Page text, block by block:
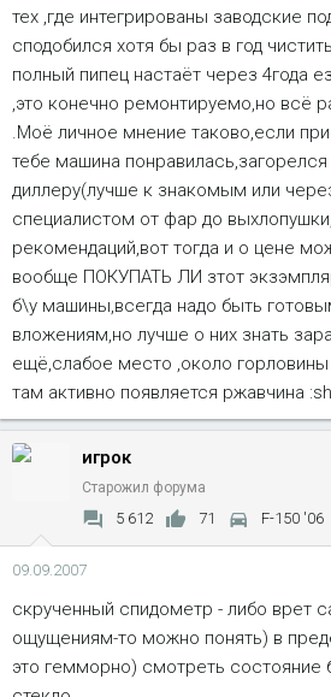
тех ,где интегрированы заводские
сподобился хотя бы раз в год
полный пипец настаёт через 4года
,это конечно ремонтируемо,но всё
.Моё личное мнение таково,если
тебе машина понравилась,загорелся
диллеру(лучше к знакомым или
специалистом от фар до
рекомендаций,вот тогда и о цене
вообще ПОКУПАТЬ ЛИ зтот
б\у машины,всегда надо быть
вложениям,но лучше о них знать
ещё,слабое место ,около горловины
там активно появляется ржавчина
игрок
Старожил форума
5 612 71 F-150 '06
09.09.2007
скрученный спидометр - либо врет
ощущениям-то можно понять) в
это гемморно) смотреть состояние